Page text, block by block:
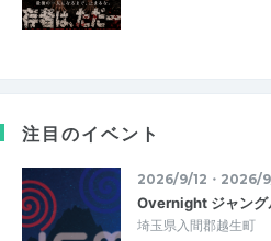
注目のイベント
2026/9/12・2026/
Overnight ジャング
埼玉県入間郡越生町